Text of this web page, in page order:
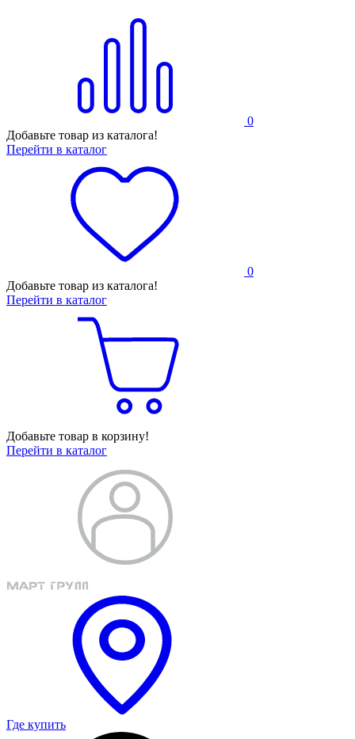
0
Добавьте товар из каталога!
Перейти в каталог
0
Добавьте товар из каталога!
Перейти в каталог
Добавьте товар в корзину!
Перейти в каталог
Где купить